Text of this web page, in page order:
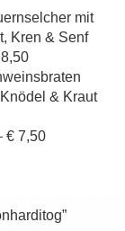
mit
Kren & Senf
& Kraut
€ 7,50